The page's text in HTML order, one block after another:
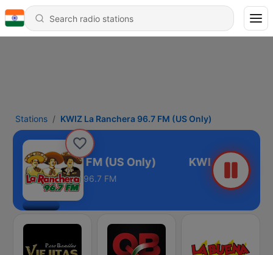
Stations KWIZ La Ranchera 96.7 FM (US Only)
Ranchera 96.7 FM (US Only)
96.7 FM